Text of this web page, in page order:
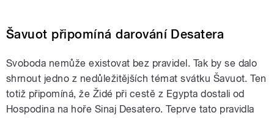
Šavuot připomíná darování Desatera
Svoboda nemůže existovat bez pravidel. Tak by se dalo
shrnout jedno z nedůležitějších témat svátku Šavuot. Ten
totiž připomíná, že Židé při cestě z Egypta dostali od
Hospodina na hoře Sinaj Desatero. Teprve tato pravidla